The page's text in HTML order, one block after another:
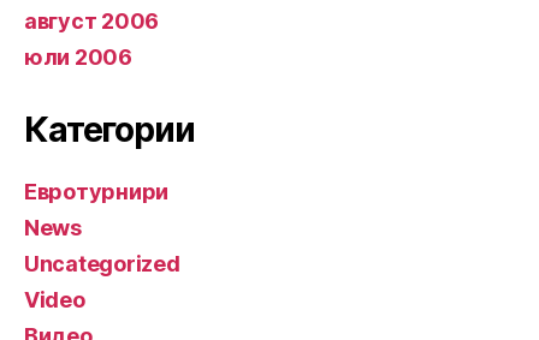
август 2006
юли 2006
Категории
Евротурнири
News
Uncategorized
Video